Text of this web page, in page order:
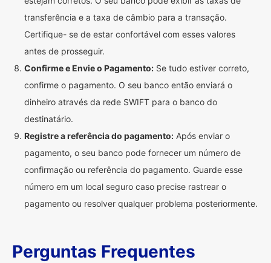
transferência e a taxa de câmbio para a transação.
Certifique- se de estar confortável com esses valores
antes de prosseguir.
Confirme e Envie o Pagamento: Se tudo estiver correto,
confirme o pagamento. O seu banco então enviará o
dinheiro através da rede SWIFT para o banco do
destinatário.
Registre a referência do pagamento: Após enviar o
pagamento, o seu banco pode fornecer um número de
confirmação ou referência do pagamento. Guarde esse
número em um local seguro caso precise rastrear o
pagamento ou resolver qualquer problema posteriormente.
Perguntas Frequentes